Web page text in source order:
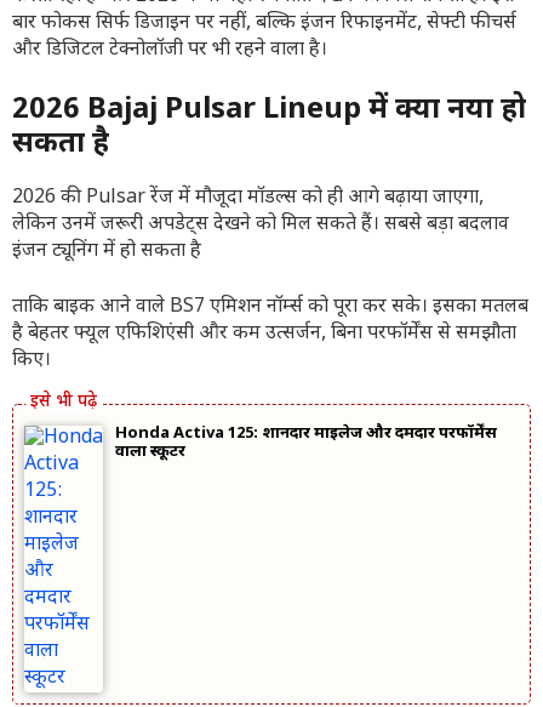
बार फोकस सिर्फ डिजाइन पर नहीं, बल्कि इंजन रिफाइनमेंट, सेफ्टी फीचर्स
और डिजिटल टेक्नोलॉजी पर भी रहने वाला है।
2026 Bajaj Pulsar Lineup में क्या नया हो
सकता है
2026 की Pulsar रेंज में मौजूदा मॉडल्स को ही आगे बढ़ाया जाएगा,
लेकिन उनमें जरूरी अपडेट्स देखने को मिल सकते हैं। सबसे बड़ा बदलाव
इंजन ट्यूनिंग में हो सकता है
ताकि बाइक आने वाले BS7 एमिशन नॉर्म्स को पूरा कर सके। इसका मतलब
है बेहतर फ्यूल एफिशिएंसी और कम उत्सर्जन, बिना परफॉर्मेंस से समझौता
किए।
Honda Activa 125: शानदार माइलेज और दमदार परफॉर्मेंस
वाला स्कूटर